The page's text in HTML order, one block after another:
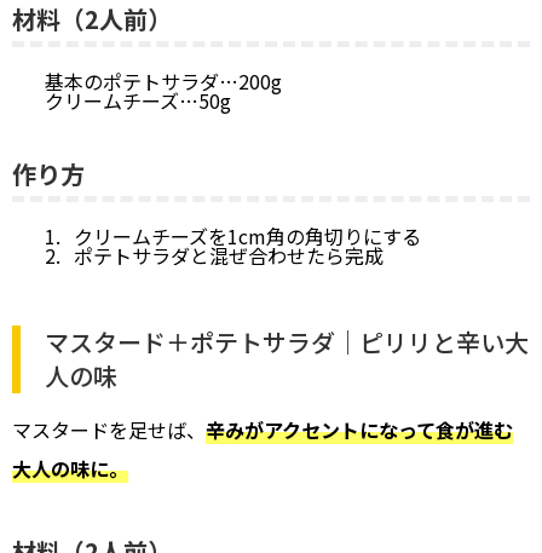
材料（2人前）
基本のポテトサラダ…200g
クリームチーズ…50g
作り方
クリームチーズを1cm角の角切りにする
ポテトサラダと混ぜ合わせたら完成
マスタード＋ポテトサラダ｜ピリリと辛い大
人の味
マスタードを足せば、 辛みがアクセントになって食が進む
大人の味に。